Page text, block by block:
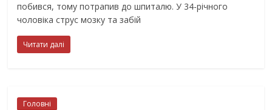
побився, тому потрапив до шпиталю. У 34-річного
чоловіка струс мозку та забій
Читати далі
Головні